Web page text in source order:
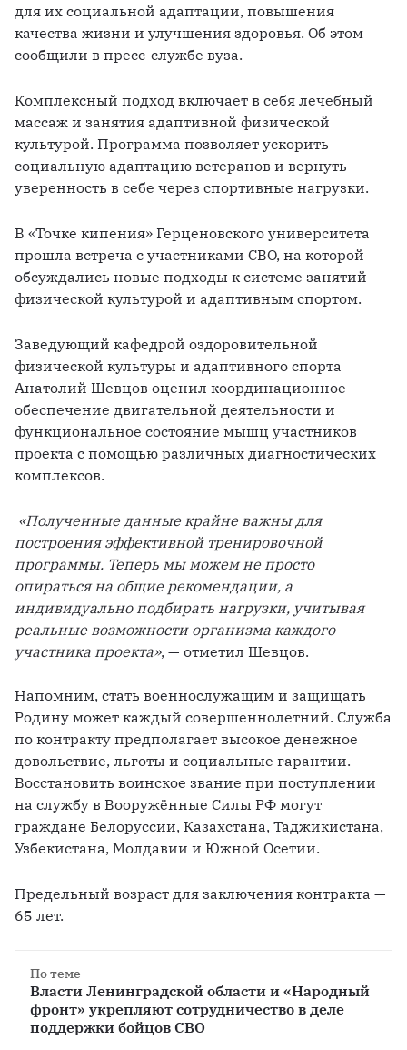
для их социальной адаптации, повышения
качества жизни и улучшения здоровья. Об этом
сообщили в пресс-службе вуза.
Комплексный подход включает в себя лечебный
массаж и занятия адаптивной физической
культурой. Программа позволяет ускорить
социальную адаптацию ветеранов и вернуть
уверенность в себе через спортивные нагрузки.
В «Точке кипения» Герценовского университета
прошла встреча с участниками СВО, на которой
обсуждались новые подходы к системе занятий
физической культурой и адаптивным спортом.
Заведующий кафедрой оздоровительной
физической культуры и адаптивного спорта
Анатолий Шевцов оценил координационное
обеспечение двигательной деятельности и
функциональное состояние мышц участников
проекта с помощью различных диагностических
комплексов.
«Полученные данные крайне важны для
построения эффективной тренировочной
программы. Теперь мы можем не просто
опираться на общие рекомендации, а
индивидуально подбирать нагрузки, учитывая
реальные возможности организма каждого
участника проекта», — отметил Шевцов.
Напомним, стать военнослужащим и защищать
Родину может каждый совершеннолетний. Служба
по контракту предполагает высокое денежное
довольствие, льготы и социальные гарантии.
Восстановить воинское звание при поступлении
на службу в Вооружённые Силы РФ могут
граждане Белоруссии, Казахстана, Таджикистана,
Узбекистана, Молдавии и Южной Осетии.
Предельный возраст для заключения контракта —
65 лет.
По теме
Власти Ленинградской области и «Народный
фронт» укрепляют сотрудничество в деле
поддержки бойцов СВО